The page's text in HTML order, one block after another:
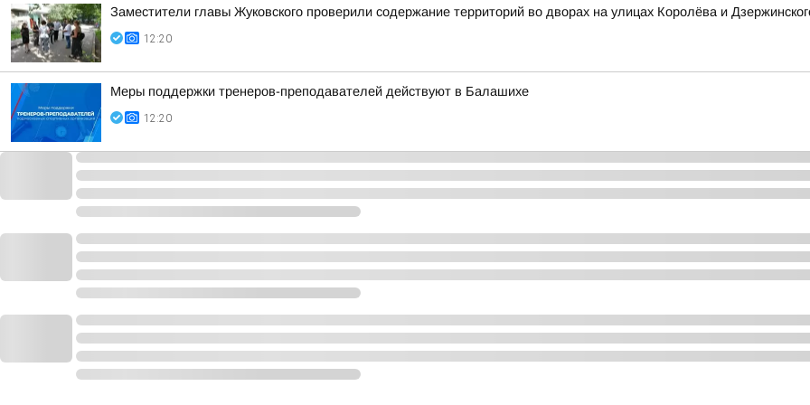
Заместители главы Жуковского проверили содержание территорий во дворах на улицах Королёва и
12:20
Меры поддержки тренеров-преподавателей действуют в Балашихе
12:20